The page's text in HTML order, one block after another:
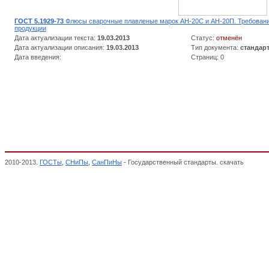
ГОСТ 5.1929-73 Флюсы сварочные плавленые марок АН-20С и АН-20П.
продукции
Дата актуализации текста: 19.03.2013 Статус: отменён
Дата актуализации описания: 19.03.2013 Тип документа: стандарт
Дата введения:
Страниц: 0
2010-2013. ГОСТы СНиПы СанПиНы - Государственный стандарты. скачать